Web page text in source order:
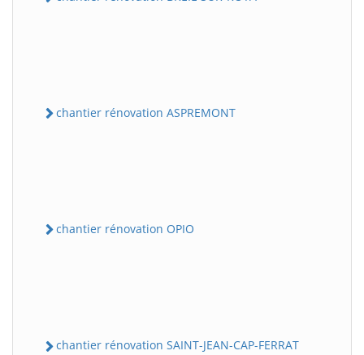
chantier rénovation ASPREMONT
chantier rénovation OPIO
chantier rénovation SAINT-JEAN-CAP-FERRAT